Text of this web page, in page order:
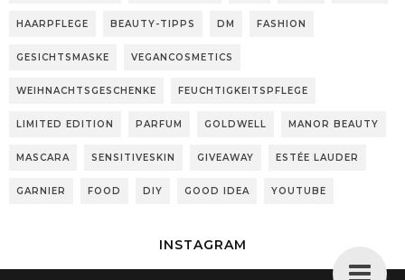
HAARPFLEGE BEAUTY-TIPPS DM FASHION
GESICHTSMASKE VEGANCOSMETICS
WEIHNACHTSGESCHENKE FEUCHTIGKEITSPFLEGE
LIMITED EDITION PARFUM GOLDWELL MANOR BEAUTY
MASCARA SENSITIVESKIN GIVEAWAY ESTÉE LAUDER
GARNIER FOOD DIY GOOD IDEA YOUTUBE
INSTAGRAM